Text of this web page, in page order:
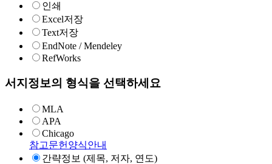
인쇄
Excel저장
Text저장
EndNote / Mendeley
RefWorks
서지정보의 형식을 선택하세요
MLA
APA
Chicago
참고문헌양식안내
간략정보 (제목, 저자, 연도)